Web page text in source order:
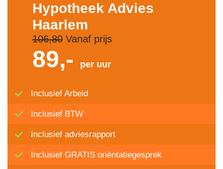
Hypotheek Advies
Haarlem
106,80Vanaf prijs
89,- per uur
Inclusief Arbeid
Inclusief BTW
Inclusief adviesrapport
Inclusief GRATIS oriëntatiegesprek